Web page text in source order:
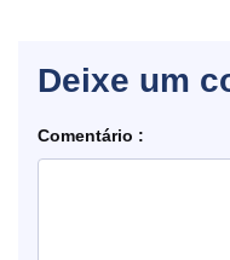
Deixe um
Comentário